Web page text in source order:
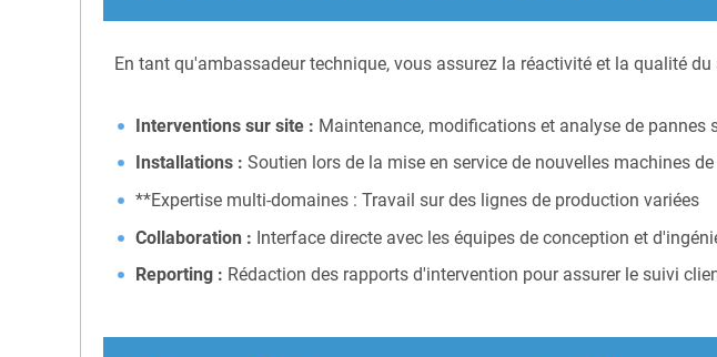
En tant qu'ambassadeur technique, vous assurez la réactivité et la qualité du
Interventions sur site : Maintenance, modifications et analyse de
Installations : Soutien lors de la mise en service de nouvelles machines
**Expertise multi-domaines : Travail sur des lignes de production variées
Collaboration : Interface directe avec les équipes de conception et
Reporting : Rédaction des rapports d'intervention pour assurer le suivi